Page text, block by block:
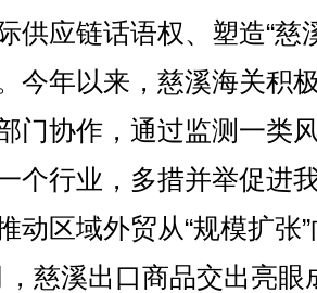
供应链话语权、塑造“慈
今年以来，慈溪海关积
门协作，通过监测一类
个行业，多措并举促进
动区域外贸从“规模扩张
慈溪出口商品交出亮眼